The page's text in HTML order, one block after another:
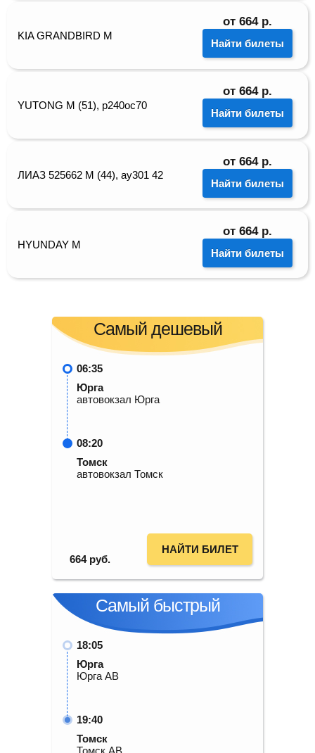
KIA GRANDBIRD М
от 664 р.
Найти билеты
YUTONG M (51), р240ос70
от 664 р.
Найти билеты
ЛИАЗ 525662 М (44), ау301 42
от 664 р.
Найти билеты
HYUNDAY М
от 664 р.
Найти билеты
Самый дешевый
06:35
Юрга
автовокзал Юрга
08:20
Томск
автовокзал Томск
664 руб.
НАЙТИ БИЛЕТ
Самый быстрый
18:05
Юрга
Юрга АВ
19:40
Томск
Томск АВ